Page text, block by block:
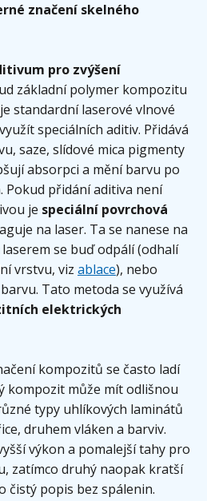
značení skelného
pro zvýšení
základní polymer kompozitu
standardní laserové vlnové
speciálních aditiv. Přidává
saze, slídové mica pigmenty
absorpci a mění barvu po
Pokud přidání aditiva není
je speciální povrchová
na laser. Ta se nanese na
se buď odpálí (odhalí
vrstvu, viz ablace), nebo
Tato metoda se využívá
elektrických
kompozitů se často ladí
kompozit může mít odlišnou
typy uhlíkových laminátů
druhem vláken a barviv.
výkon a pomalejší tahy pro
zatímco druhý naopak kratší
čistý popis bez spálenin.